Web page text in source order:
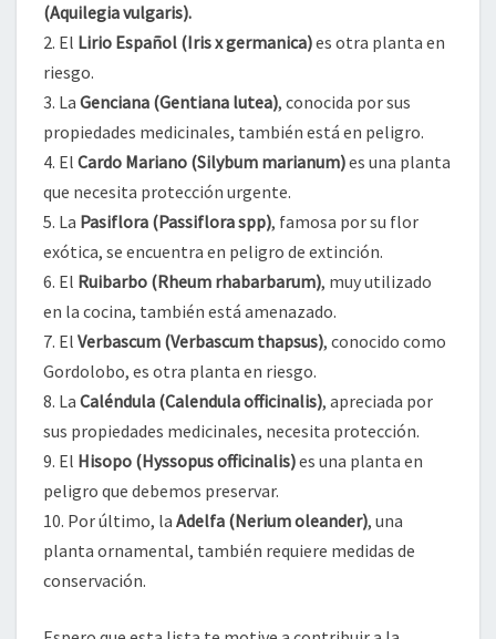
(Aquilegia vulgaris).
2. El Lirio Español (Iris x germanica)es otra planta en
riesgo.
3. La Genciana (Gentiana lutea), conocida por sus
propiedades medicinales, también está en peligro.
4. El Cardo Mariano (Silybum marianum)es una planta
que necesita protección urgente.
5. La Pasiflora (Passiflora spp), famosa por su flor
exótica, se encuentra en peligro de extinción.
6. El Ruibarbo (Rheum rhabarbarum), muy utilizado
en la cocina, también está amenazado.
7. El Verbascum (Verbascum thapsus), conocido como
Gordolobo, es otra planta en riesgo.
8. La Caléndula (Calendula officinalis), apreciada por
sus propiedades medicinales, necesita protección.
9. El Hisopo (Hyssopus officinalis)es una planta en
peligro que debemos preservar.
10. Por último, la Adelfa (Nerium oleander), una
planta ornamental, también requiere medidas de
conservación.